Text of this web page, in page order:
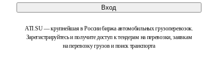
Вход
ATI.SU — крупнейшая в России биржа автомобильных грузоперевозок.
Зарегистрируйтесь и получите доступ к тендерам на перевозки, заявкам
на перевозку грузов и поиск транспорта